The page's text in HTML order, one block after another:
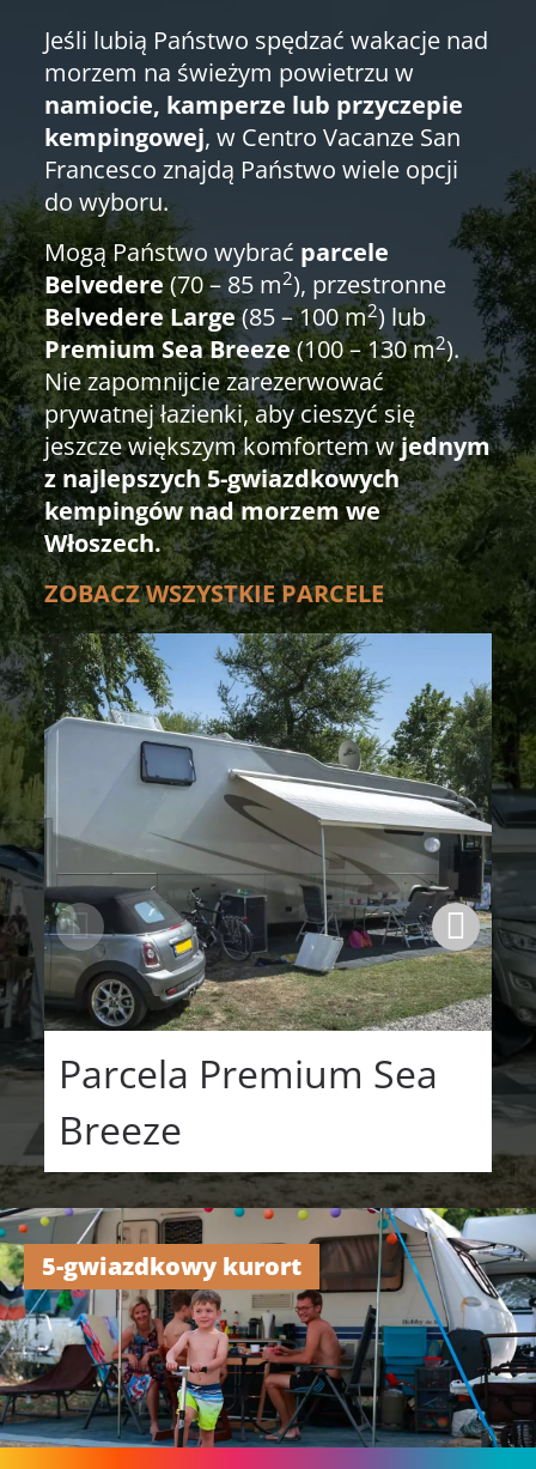
Jeśli lubią Państwo spędzać wakacje nad
morzem na świeżym powietrzu w
namiocie, kamperze lub przyczepie
kempingowej, w Centro Vacanze San
Francesco znajdą Państwo wiele opcji
do wyboru.
Mogą Państwo wybrać parcele
Belvedere(70 – 85 m2), przestronne
Belvedere Large(85 – 100 m2) lub
Premium Sea Breeze(100 – 130 m2).
Nie zapomnijcie zarezerwować
prywatnej łazienki, aby cieszyć się
jeszcze większym komfortem wjednym
z najlepszych 5-gwiazdkowych
kempingów nad morzem we
Włoszech.
ZOBACZ WSZYSTKIE PARCELE
Parcela Premium Sea
Breeze
5-gwiazdkowy kurort